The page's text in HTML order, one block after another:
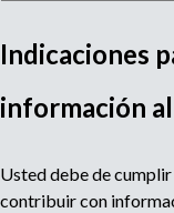
l
Indicaciones
información
Usted debe de
contribuir con